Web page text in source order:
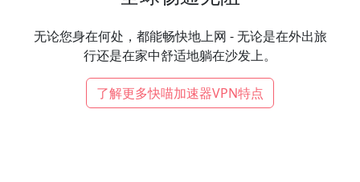
无论您身在何处，都能畅快地上网 - 无论是在外出旅
行还是在家中舒适地躺在沙发上。
了解更多快喵加速器VPN特点